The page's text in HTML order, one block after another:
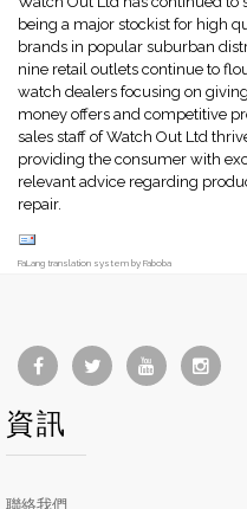
being a major stockist for high
brands in popular suburban
nine retail outlets continue to
watch dealers focusing on
money offers and competitive
sales staff of Watch Out Ltd
providing the consumer with
relevant advice regarding
repair.
FaLang translation system by Faboba
資訊
聯絡我們